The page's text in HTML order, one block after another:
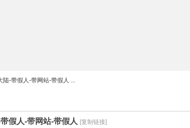
陆-带假人-带网站-带假人 ...
假人-带网站-带假人 [复制链接]